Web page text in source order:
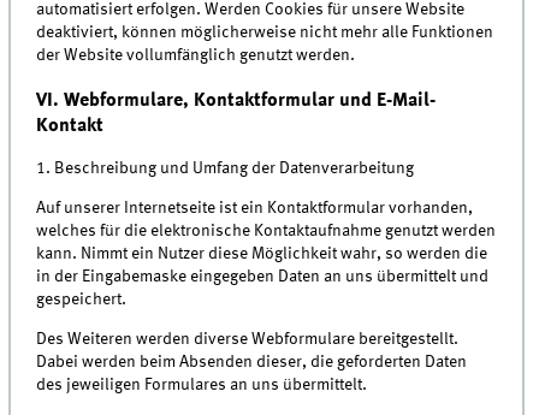
automatisiert erfolgen. Werden Cookies für unsere Website
deaktiviert, können möglicherweise nicht mehr alle Funktionen
der Website vollumfänglich genutzt werden.
VI. Webformulare, Kontaktformular und E-Mail-
Kontakt
1. Beschreibung und Umfang der Datenverarbeitung
Auf unserer Internetseite ist ein Kontaktformular vorhanden,
welches für die elektronische Kontaktaufnahme genutzt werden
kann. Nimmt ein Nutzer diese Möglichkeit wahr, so werden die
in der Eingabemaske eingegeben Daten an uns übermittelt und
gespeichert.
Des Weiteren werden diverse Webformulare bereitgestellt.
Dabei werden beim Absenden dieser, die geforderten Daten
des jeweiligen Formulares an uns übermittelt.